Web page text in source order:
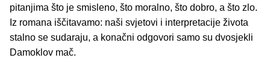
pitanjima što je smisleno, što moralno, što dobro, a što zlo.
Iz romana iščitavamo: naši svjetovi i interpretacije života
stalno se sudaraju, a konačni odgovori samo su dvosjekli
Damoklov mač.